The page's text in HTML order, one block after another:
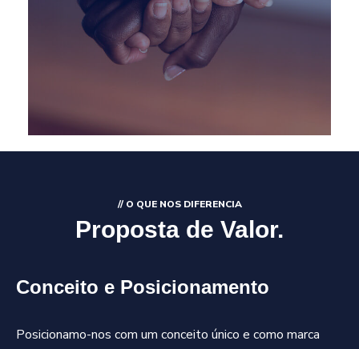
// O QUE NOS DIFERENCIA
Proposta de Valor.
Conceito e Posicionamento
Posicionamo-nos com um conceito único e como marca